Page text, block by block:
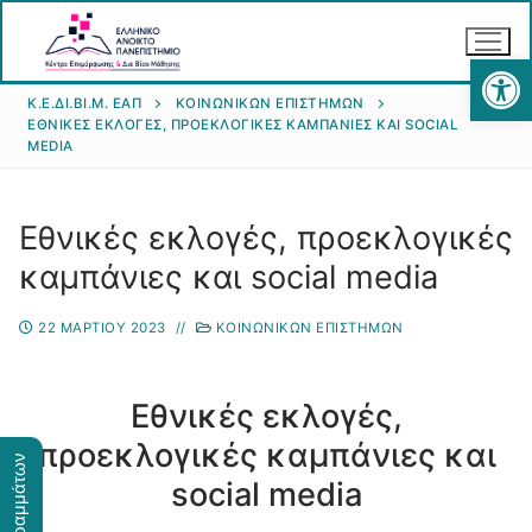
Αρχική
Κ.Ε.ΔΙ.ΒΙ.Μ.
Διοίκηση-Συμβούλιο του Κέντρου
Δραστηριότητες
Ανθρωπιστικών Επιστημών
Επιστημών Υγείας
Υλοποίηση Προτάσεων
Υποβολή πρότασης
Θερινά Σχολεία
Κ.Ε.ΔΙ.ΒΙ.Μ. ΕΑΠ
ΚΟΙΝΩΝΙΚΏΝ ΕΠΙΣΤΗΜΏΝ
ΕΘΝΙΚΈΣ ΕΚΛΟΓΈΣ, ΠΡΟΕΚΛΟΓΙΚΈΣ ΚΑΜΠΆΝΙΕΣ ΚΑΙ SOCIAL
MEDIA
Εθνικές εκλογές, προεκλογικές
καμπάνιες και social media
22 ΜΑΡΤΊΟΥ 2023 // ΚΟΙΝΩΝΙΚΏΝ ΕΠΙΣΤΗΜΏΝ
Εθνικές εκλογές,
προεκλογικές καμπάνιες και
social media